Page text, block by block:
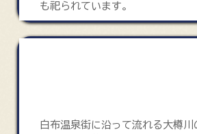
も祀られています。
白布温泉街に沿って流れる大樽川